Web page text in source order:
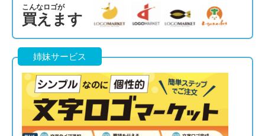
こんなロゴが
買えます
姉妹サービス